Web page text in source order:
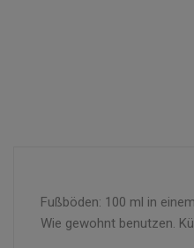
Fußböden: 100 ml in
Wie gewohnt benutzen.